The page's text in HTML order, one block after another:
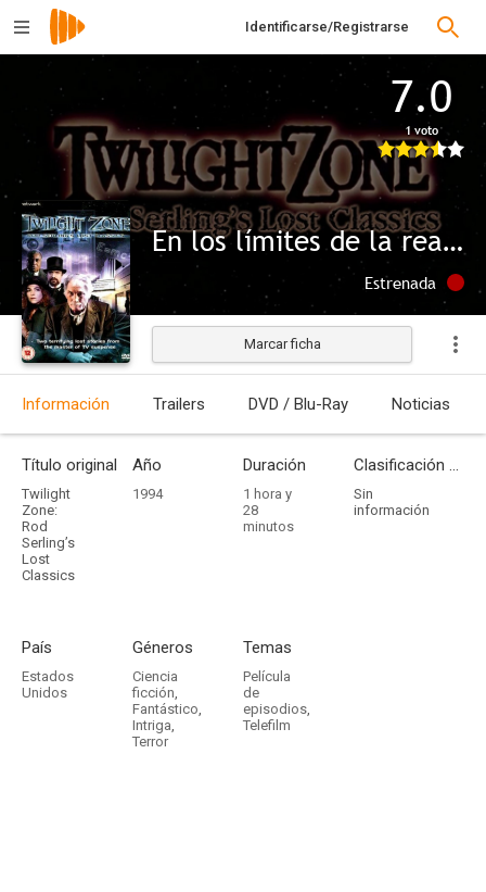
Identificarse/Registrarse
7.0
1 voto
En los límites de la realidad
Estrenada
Marcar ficha
Información Trailers DVD / Blu-Ray Noticias
Título original
Twilight
Zone:
Rod
Serling’s
Lost
Classics
Año
1994
Duración
1 hora y
28
minutos
Clasificación por edades
Sin
información
País
Estados
Unidos
Géneros
Ciencia
ficción,
Fantástico,
Intriga,
Terror
Temas
Película
de
episodios,
Telefilm